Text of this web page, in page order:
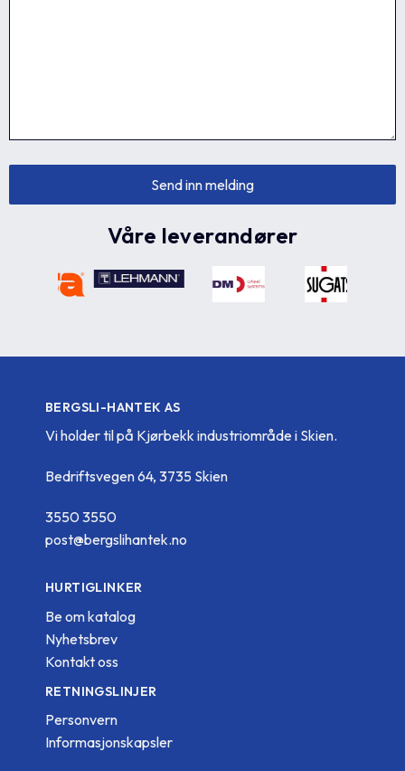
Våre leverandører
BERGSLI-HANTEK AS
Vi holder til på Kjørbekk industriområde i Skien.
Bedriftsvegen 64, 3735 Skien
3550 3550
post@bergslihantek.no
HURTIGLINKER
Be om katalog
Nyhetsbrev
Kontakt oss
RETNINGSLINJER
Personvern
Informasjonskapsler